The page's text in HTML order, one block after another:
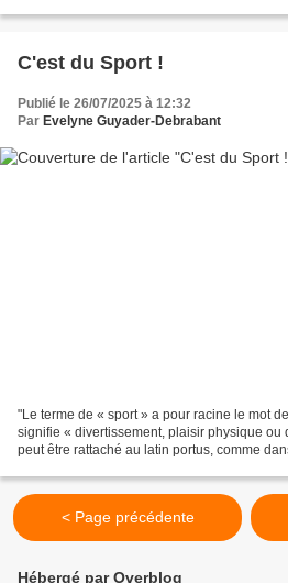
C'est du Sport !
Publié le 26/07/2025 à 12:32
Par Evelyne Guyader-Debrabant
"Le terme de « sport » a pour racine le mot
signifie « divertissement, plaisir physique ou
peut être rattaché au latin portus, comme
< Page précédente
Hébergé par Overblog